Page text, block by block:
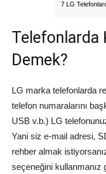
7 LG
Telefonlarda
Demek?
LG marka telefonlarda
telefon numaralarını
USB v.b.) LG
Yani siz e-mail adresi,
rehber almak
seçeneğini